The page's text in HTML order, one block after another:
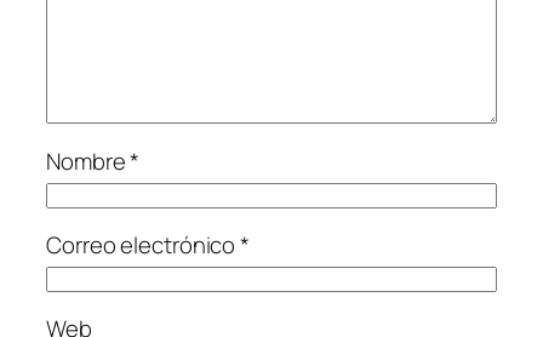
Nombre*
Correo electrónico*
Web